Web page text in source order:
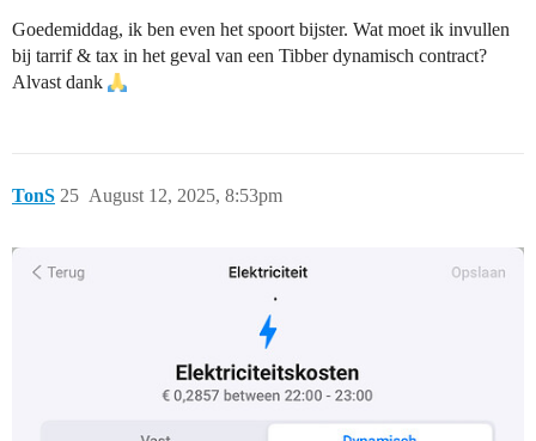
Goedemiddag, ik ben even het spoort bijster. Wat moet ik invullen
bij tarrif & tax in het geval van een Tibber dynamisch contract?
Alvast dank
TonS August 12, 2025, 8:53pm
25